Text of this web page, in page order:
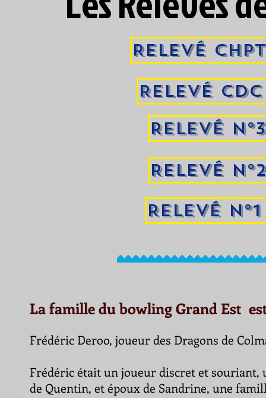
Relevé
Relevé
Relevé
Relevé
Relevé
La famille du bowling Grand Est
Frédéric Deroo, joueur des Dragons de
Frédéric était un joueur discret et souriant,
de Quentin, et époux de Sandrine, une